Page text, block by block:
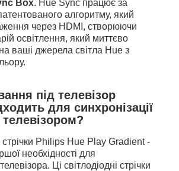
Box. Hue Sync працює за
алгоритму, який
через HDMI, створюючи
освітлення, який миттєво
ваші джерела світла Hue з
під телевізор
для синхронізації
стрічки Philips Hue Play Gradient -
необхідності для
Ці світлодіодні стрічки